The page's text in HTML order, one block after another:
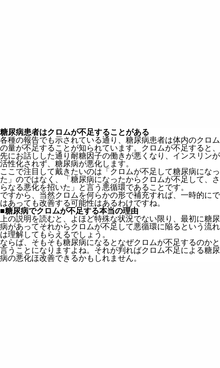
糖尿病患者はクロムが不足することがある
各種の報告でも示されている通り、糖尿病患者は体内のクロム
の量が不足することが知られています。クロムが不足すると、
先にお話しした通り耐糖因子の働きが悪くなり、インスリンが
活性化されず、糖尿病が悪化します。
ここで注目して戴きたいのは「クロムが不足して糖尿病になっ
た」のではなく、「糖尿病になったからクロムが不足して、さ
らなる悪化を招いた」と言う悪循環であることです。
ですから、当然クロムを何らかの形で補充すれば、一時的にで
はあっても改善する可能性はあるわけですね。
■糖尿病でクロムが不足する本当の理由
上の説明を読むと、よほど特殊な状況でない限り、最初に糖尿
病があってそれからクロムが不足して悪循環に陥るという流れ
は理解してもらえるでしょう。
ならば、そもそも糖尿病になるとなぜクロムが不足するのかと
言うことになりますよね。それが判ればクロム不足による糖尿
病の悪化ほ改善できるかもしれません。